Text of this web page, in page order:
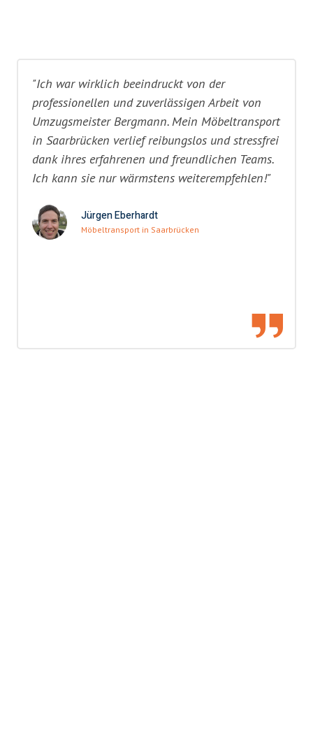
"Ich war wirklich beeindruckt von der
professionellen und zuverlässigen Arbeit von
Umzugsmeister Bergmann. Mein Möbeltransport
in Saarbrücken verlief reibungslos und stressfrei
dank ihres erfahrenen und freundlichen Teams.
Ich kann sie nur wärmstens weiterempfehlen!"
Jürgen Eberhardt
Möbeltransport in Saarbrücken